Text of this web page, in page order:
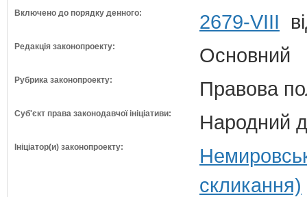
Включено до порядку денного: 2679-VIII
Редакція законопроекту: Основний
Рубрика законопроекту: Правова
Суб'єкт права законодавчої ініціативи: Народний
Ініціатор(и) законопроекту:
скликання)